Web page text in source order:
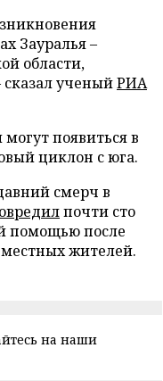
Зауралья –
области,
ученыйРИА
появиться в
циклон с юга.
смерч в
почти сто
помощью после
местных жителей.
на наши